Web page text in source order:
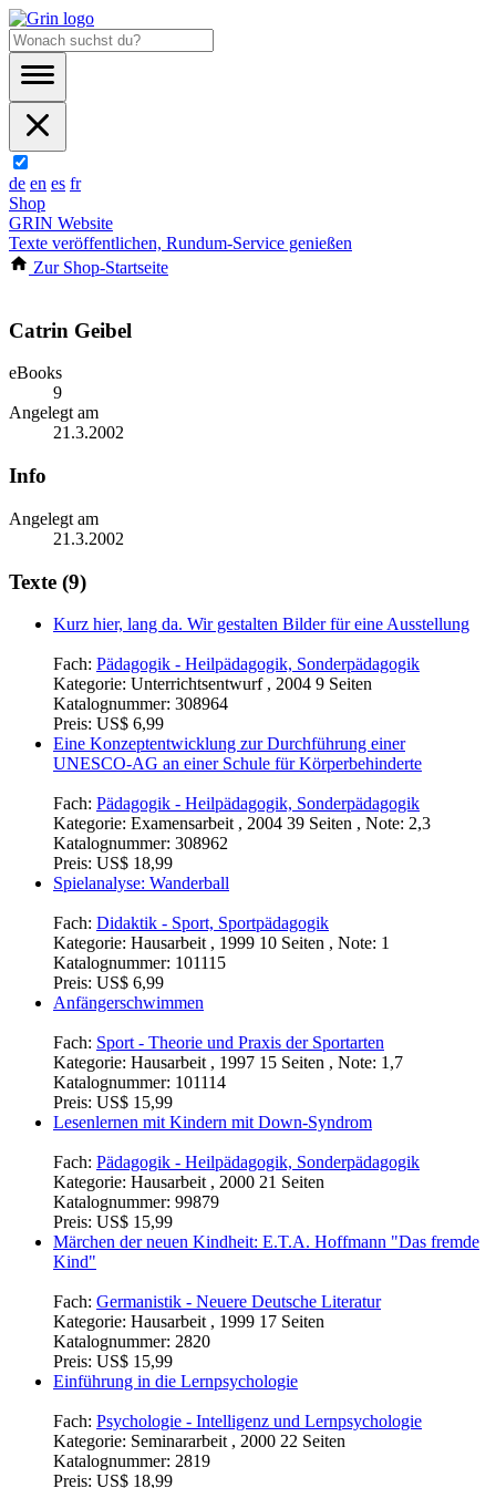
de en es fr
Shop
GRIN Website
Texte veröffentlichen, Rundum-Service genießen
Zur Shop-Startseite
Catrin Geibel
eBooks
9
Angelegt am
21.3.2002
Info
Angelegt am
21.3.2002
Texte (9)
Kurz hier, lang da. Wir gestalten Bilder für eine Ausstellung
Fach: Pädagogik - Heilpädagogik, Sonderpädagogik
Kategorie: Unterrichtsentwurf , 2004 9 Seiten
Katalognummer: 308964
Preis: US$ 6,99
Eine Konzeptentwicklung zur Durchführung einer
UNESCO-AG an einer Schule für Körperbehinderte
Fach: Pädagogik - Heilpädagogik, Sonderpädagogik
Kategorie: Examensarbeit , 2004 39 Seiten , Note: 2,3
Katalognummer: 308962
Preis: US$ 18,99
Spielanalyse: Wanderball
Fach: Didaktik - Sport, Sportpädagogik
Kategorie: Hausarbeit , 1999 10 Seiten , Note: 1
Katalognummer: 101115
Preis: US$ 6,99
Anfängerschwimmen
Fach: Sport - Theorie und Praxis der Sportarten
Kategorie: Hausarbeit , 1997 15 Seiten , Note: 1,7
Katalognummer: 101114
Preis: US$ 15,99
Lesenlernen mit Kindern mit Down-Syndrom
Fach: Pädagogik - Heilpädagogik, Sonderpädagogik
Kategorie: Hausarbeit , 2000 21 Seiten
Katalognummer: 99879
Preis: US$ 15,99
Märchen der neuen Kindheit: E.T.A. Hoffmann "Das fremde
Kind"
Fach: Germanistik - Neuere Deutsche Literatur
Kategorie: Hausarbeit , 1999 17 Seiten
Katalognummer: 2820
Preis: US$ 15,99
Einführung in die Lernpsychologie
Fach: Psychologie - Intelligenz und Lernpsychologie
Kategorie: Seminararbeit , 2000 22 Seiten
Katalognummer: 2819
Preis: US$ 18,99